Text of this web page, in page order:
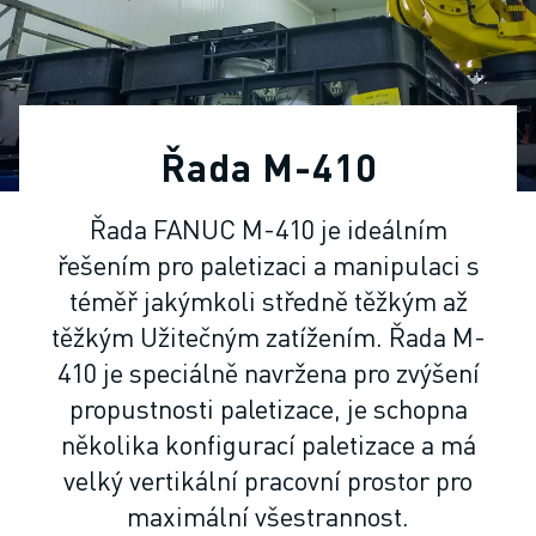
PRŮMYSLOVÉ ROBOTY
KOLABORATIVNÍ ROBOTY
ROZSAH ROBOTIKY
ŘÍDICÍ JEDNOTKY ROBOTŮ
PŘÍSLUŠENSTVÍ ROBOTŮ
ROBOTICKÝ SOFTWARE
PRODUKTY PRO VZDĚLÁVACÍ ROBOTIKU
AUTOMATIZACE ROBOTŮ
ROBOTY PRO SVAŘOVÁNÍ ELEKTRICKÝM OBLOUKEM
KLOUBOVÉ ROBOTY
ŘADA ARC MATE
ŘADA M-900
DELTA ROBOTY
ROBOTY PRO POTRAVINÁŘSTVÍ A ČISTÉ PROSTORY
LAKOVACÍ ROBOTY
PALETIZAČNÍ ROBOTY
Řada M-410
Řada FANUC M-410 je ideálním
řešením pro paletizaci a manipulaci s
téměř jakýmkoli středně těžkým až
těžkým Užitečným zatížením. Řada M-
410 je speciálně navržena pro zvýšení
propustnosti paletizace, je schopna
několika konfigurací paletizace a má
velký vertikální pracovní prostor pro
maximální všestrannost.